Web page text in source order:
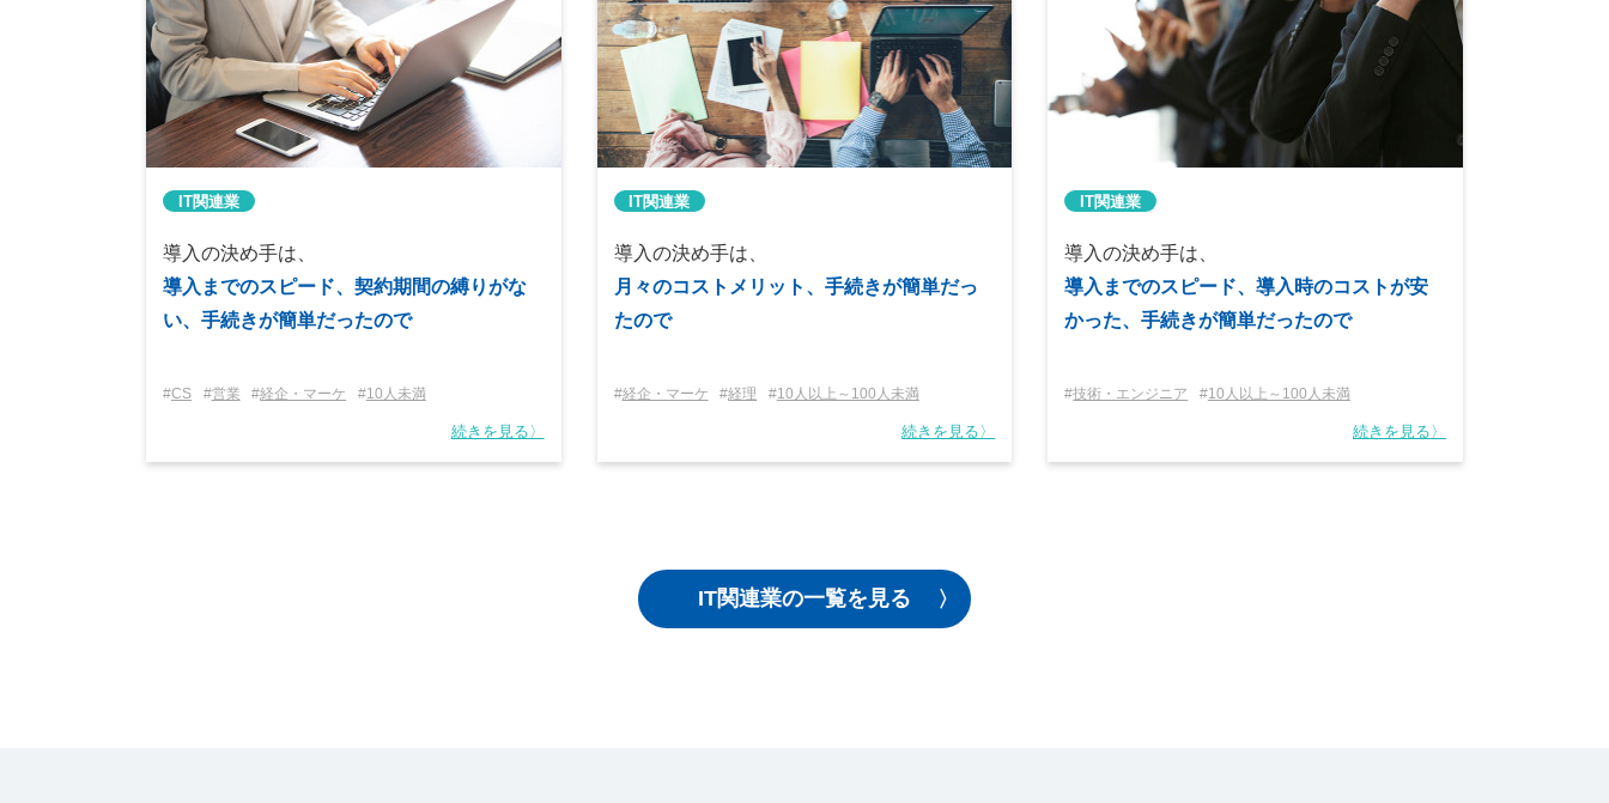
IT関連業
導入の決め手は、
導入までのスピード、契約期間の縛りがな
い、手続きが簡単だったので
CS 営業 経企・マーケ 10人未満
続きを見る〉
IT関連業
導入の決め手は、
月々のコストメリット、手続きが簡単だっ
たので
経企・マーケ 経理 10人以上～100人未満
続きを見る〉
IT関連業
導入の決め手は、
導入までのスピード、導入時のコストが安
かった、手続きが簡単だったので
技術・エンジニア 10人以上～100人未満
続きを見る〉
IT関連業の一覧を見る